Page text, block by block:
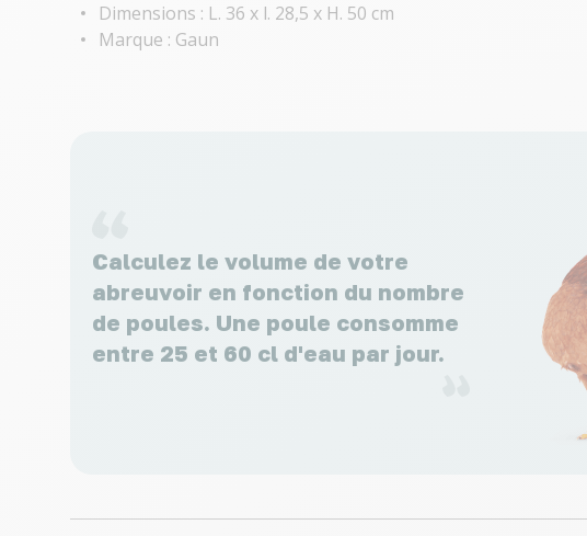
Dimensions : L. 36 x l. 28,5 x H. 50 cm
Marque : Gaun
Calculez le volume de votre
abreuvoir en fonction du nombre
de poules. Une poule consomme
entre 25 et 60 cl d'eau par jour.